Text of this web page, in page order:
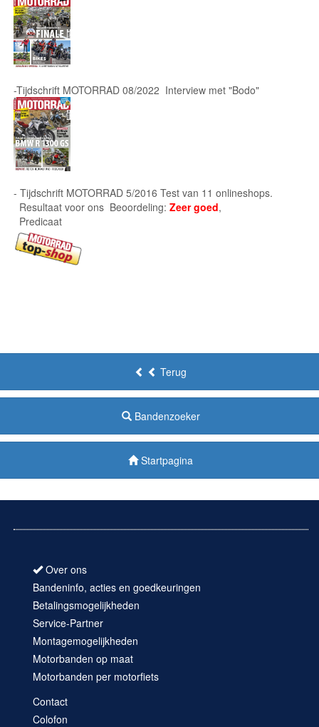
-Tijdschrift MOTORRAD 08/2022 Interview met "Bodo"
- Tijdschrift MOTORRAD 5/2016 Test van 11 onlineshops.
Resultaat voor ons Beoordeling: Zeer goed,
Predicaat
Terug
Bandenzoeker
Startpagina
Over ons
Bandeninfo, acties en goedkeuringen
Betalingsmogelijkheden
Service-Partner
Montagemogelijkheden
Motorbanden op maat
Motorbanden per motorfiets
Contact
Colofon